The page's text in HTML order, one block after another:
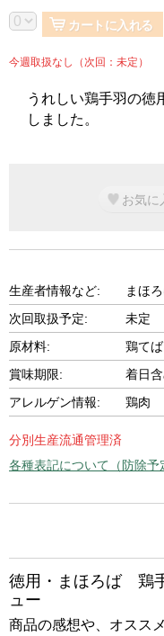
カートに入れる
今週取扱なし（次回：未定）
うれしい鶏手羽の徳
しました。
お気に
生産者情報など:
まほ
次回取扱予定:
未定
原材料:
鶏て
賞味期限:
着日
アレルゲン情報:
鶏肉
分別生産流通管理済
各種表記について（防除予
徳用・まほろば 鶏
ュー
商品の感想や、オスス